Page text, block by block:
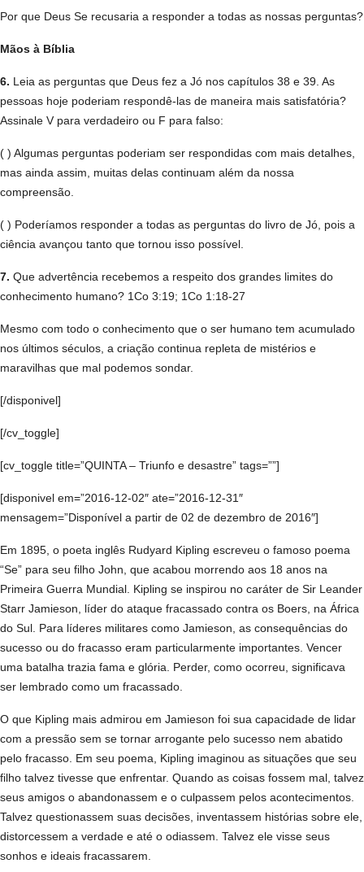
Por que Deus Se recusaria a responder a todas as nossas perguntas?
Mãos à Bíblia
6. Leia as perguntas que Deus fez a Jó nos capítulos 38 e 39. As
pessoas hoje poderiam respondê-las de maneira mais satisfatória?
Assinale V para verdadeiro ou F para falso:
( ) Algumas perguntas poderiam ser respondidas com mais detalhes,
mas ainda assim, muitas delas continuam além da nossa
compreensão.
( ) Poderíamos responder a todas as perguntas do livro de Jó, pois a
ciência avançou tanto que tornou isso possível.
7. Que advertência recebemos a respeito dos grandes limites do
conhecimento humano? 1Co 3:19; 1Co 1:18-27
Mesmo com todo o conhecimento que o ser humano tem acumulado
nos últimos séculos, a criação continua repleta de mistérios e
maravilhas que mal podemos sondar.
[/disponivel]
[/cv_toggle]
[cv_toggle title=”QUINTA – Triunfo e desastre” tags=””]
[disponivel em=”2016-12-02″ ate=”2016-12-31″
mensagem=”Disponível a partir de 02 de dezembro de 2016″]
Em 1895, o poeta inglês Rudyard Kipling escreveu o famoso poema
“Se” para seu filho John, que acabou morrendo aos 18 anos na
Primeira Guerra Mundial. Kipling se inspirou no caráter de Sir Leander
Starr Jamieson, líder do ataque fracassado contra os Boers, na África
do Sul. Para líderes militares como Jamieson, as consequências do
sucesso ou do fracasso eram particularmente importantes. Vencer
uma batalha trazia fama e glória. Perder, como ocorreu, significava
ser lembrado como um fracassado.
O que Kipling mais admirou em Jamieson foi sua capacidade de lidar
com a pressão sem se tornar arrogante pelo sucesso nem abatido
pelo fracasso. Em seu poema, Kipling imaginou as situações que seu
filho talvez tivesse que enfrentar. Quando as coisas fossem mal, talvez
seus amigos o abandonassem e o culpassem pelos acontecimentos.
Talvez questionassem suas decisões, inventassem histórias sobre ele,
distorcessem a verdade e até o odiassem. Talvez ele visse seus
sonhos e ideais fracassarem.